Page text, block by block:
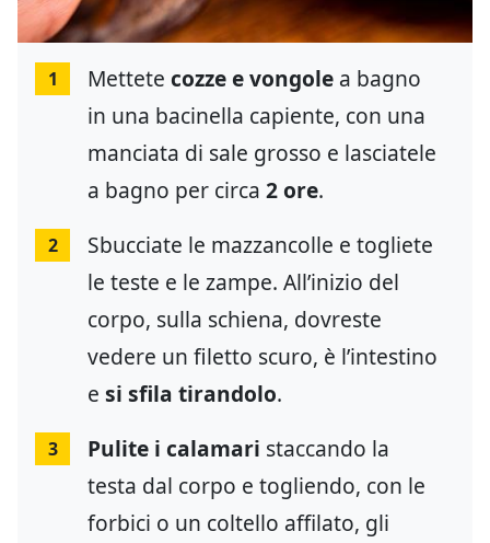
1 Mettete cozze e vongole a bagno
in una bacinella capiente, con una
manciata di sale grosso e lasciatele
a bagno per circa 2 ore.
2
Sbucciate le mazzancolle e togliete
le teste e le zampe. All’inizio del
corpo, sulla schiena, dovreste
vedere un filetto scuro, è l’intestino
e si sfila tirandolo.
3 Pulite i calamari staccando la
testa dal corpo e togliendo, con le
forbici o un coltello affilato, gli